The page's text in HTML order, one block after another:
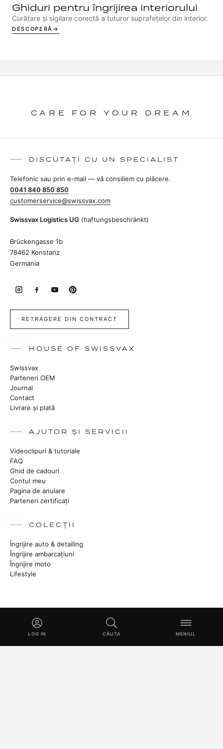
Ghiduri pentru îngrijirea interiorului
Curățare și sigilare corectă a tuturor suprafețelor din interior.
DESCOPERĂ
CARE FOR YOUR DREAM
DISCUTAȚI CU UN SPECIALIST
Telefonic sau prin e-mail — vă consiliem cu plăcere.
0041 840 850 850
customerservice@swissvax.com
Swissvax Logistics UG (haftungsbeschränkt)
Brückengasse 1b
78462 Konstanz
Germania
RETRAGERE DIN CONTRACT
HOUSE OF SWISSVAX
Swissvax
Parteneri OEM
Journal
Contact
Livrare și plată
AJUTOR ȘI SERVICII
Videoclipuri & tutoriale
FAQ
Ghid de cadouri
Contul meu
Pagina de anulare
Parteneri certificați
COLECȚII
Îngrijire auto & detailing
Îngrijire ambarcațiuni
Îngrijire moto
Lifestyle
Povești din manufactură, produse noi și tehnici Master Class.
LOG IN CĂUTA MENIUL